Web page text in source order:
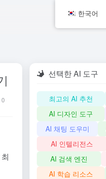
0
선택한 AI 도구
최고의 AI 추천
AI 디자인 도구
AI 채팅 도우미
AI 인텔리전스
AI 검색 엔진
AI 학습 리소스
한국어